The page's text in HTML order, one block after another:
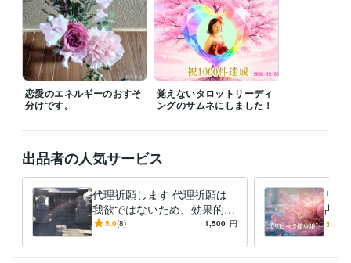
※予約の方は、翌日を含め、第三希望まで、お願いします。待機時間内で
の予約をお願いしております。
職歴
とある自治体 2010年3月 ~ 2024年11月
受賞歴
数300件 ココナラ販売数500件 ココナラ　認定占い師 ココナラ販売
数800件
資格・検定
介護福祉士 取得年 : 2005年
ケアマネジャー（介護支援専門員） 取得年 : 2007年
精神保健福祉士 取得年 : 2008年
保育士 取得年 : 2010年
社会福祉士 取得年 : 2011年
恋愛のエネルギーのおすそ
分けです。
覚えないタロットリーディ
ングのサムネにしました！
出品者の人気サービス
代理祈願します 代理祈願は
我欲ではないため、効果的な
ようです。
5.0(8) 1,500 円
リ
占い
過や